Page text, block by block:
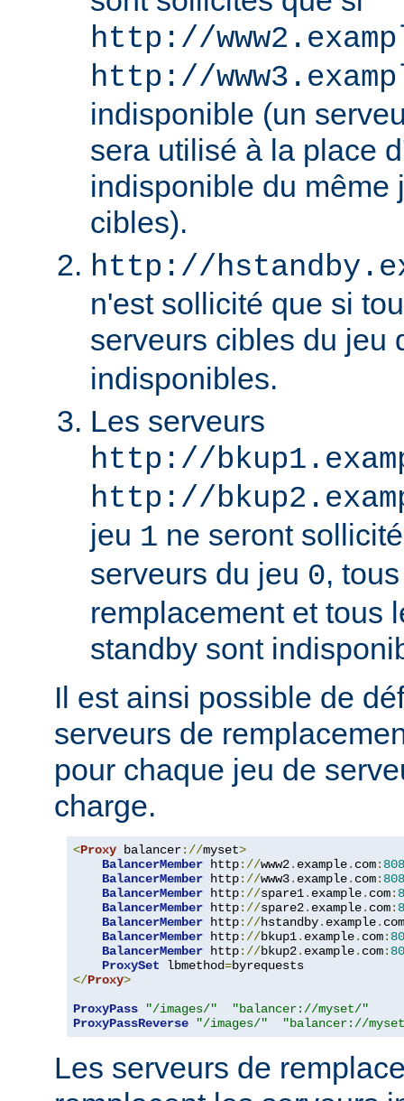
http://
http://
indisponible (un
sera utilisé à la place
indisponible du même
cibles).
http://
n'est sollicité que si
serveurs cibles du jeu
indisponibles.
Les serveurs
http://
http://
jeu 1 ne seront
serveurs du jeu 0,
remplacement et tous
standby sont
Il est ainsi possible de
serveurs de
pour chaque jeu de
charge.
<Proxy balancer://myset>
BalancerMember http://www2. example. com:
BalancerMember http://www3. example. com:
BalancerMember http://spare1. example. com:
BalancerMember http://spare2. example. com:
BalancerMember http://hstandby. example. com
BalancerMember http://bkup1. example. com:
BalancerMember http://bkup2. example. com:
ProxySet lbmethod=
</Proxy>
ProxyPass
"/images/"
"balancer://myset/"
ProxyPassReverse
"/images/" "balancer://
Les serveurs de